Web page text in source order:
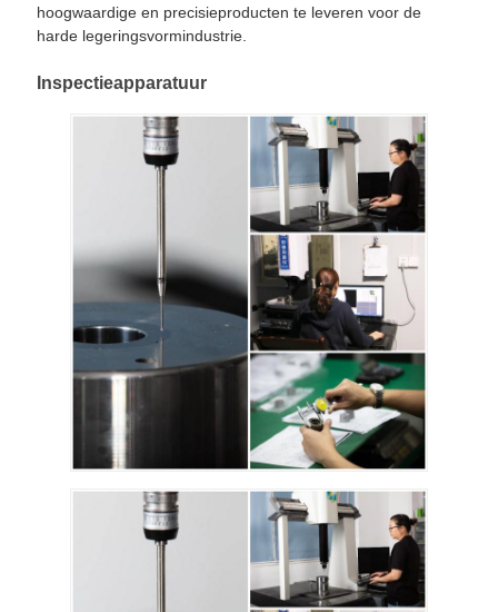
hoogwaardige en precisieproducten te leveren voor de
harde legeringsvormindustrie.
Inspectieapparatuur